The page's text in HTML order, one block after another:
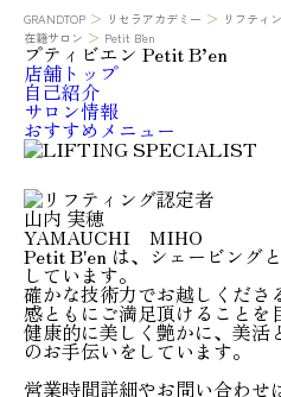
GRANDTOP > リセラアカデミー > リフティ
在籍サロン > Petit B’en
プティビエン Petit B’en
店舗トップ
自己紹介
サロン情報
おすすめメニュー
山内 実穂
YAMAUCHI MIHO
Petit B'en は、シェービング
しています。
確かな技術力でお越しくださ
感ともにご満足頂けることを
健康的に美しく艶かに、美活
のお手伝いをしています。
営業時間詳細やお問い合わせ